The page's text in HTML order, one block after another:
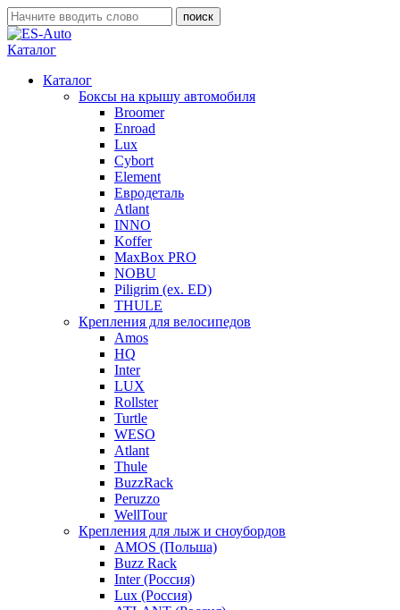
Каталог
Каталог
Боксы на крышу автомобиля
Broomer
Enroad
Lux
Cybort
Element
Евродеталь
Atlant
INNO
Koffer
MaxBox PRO
NOBU
Piligrim (ex. ED)
THULE
Крепления для велосипедов
Amos
HQ
Inter
LUX
Rollster
Turtle
WESO
Atlant
Thule
BuzzRack
Peruzzo
WellTour
Крепления для лыж и сноубордов
AMOS (Польша)
Buzz Rack
Inter (Россия)
Lux (Россия)